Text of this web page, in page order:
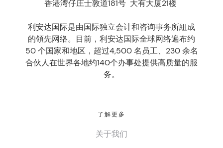
香港湾仔庄士敦道181号 大有大厦21楼
利安达国际是由国际独立会计和咨询事务所組成
的領先网络。目前，利安达国际全球网络遍布约
50 个国家和地区，超过4,500 名员工、230 余名
合伙人在世界各地约140个办事处提供高质量的服
务。
了解更多
关于我们